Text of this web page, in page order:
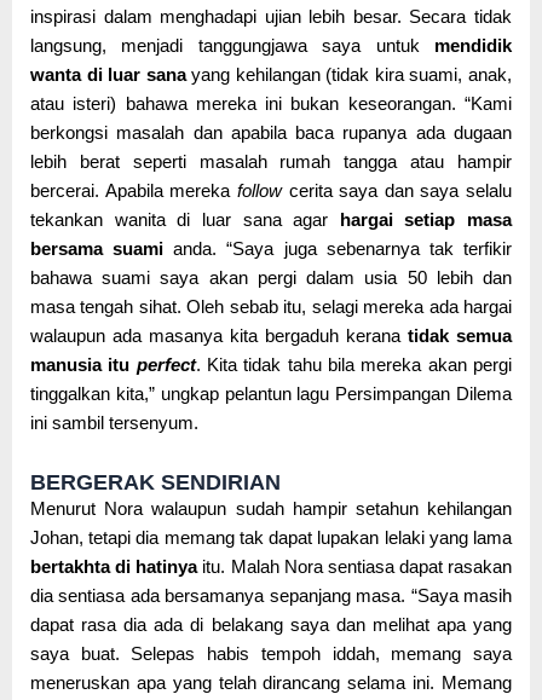
inspirasi dalam menghadapi ujian lebih besar. Secara tidak
langsung, menjadi tanggungjawa saya untuk mendidik
wanta di luar sanayang kehilangan (tidak kira suami, anak,
atau isteri) bahawa mereka ini bukan keseorangan. “Kami
berkongsi masalah dan apabila baca rupanya ada dugaan
lebih berat seperti masalah rumah tangga atau hampir
bercerai. Apabila mereka follow cerita saya dan saya selalu
tekankan wanita di luar sana agar
hargai setiap masa
bersama suami anda. “Saya juga sebenarnya tak terfikir
bahawa suami saya akan pergi dalam usia 50 lebih dan
masa tengah sihat. Oleh sebab itu, selagi mereka ada hargai
walaupun ada masanya kita bergaduh kerana tidak semua
manusia itu perfect. Kita tidak tahu bila mereka akan pergi
tinggalkan kita,” ungkap pelantun lagu Persimpangan Dilema
ini sambil tersenyum.
BERGERAK SENDIRIAN
Menurut Nora walaupun sudah hampir setahun kehilangan
Johan, tetapi dia memang tak dapat lupakan lelaki yang lama
bertakhta di hatinyaitu. Malah Nora sentiasa dapat rasakan
dia sentiasa ada bersamanya sepanjang masa. “Saya masih
dapat rasa dia ada di belakang saya dan melihat apa yang
saya buat. Selepas habis tempoh iddah, memang saya
meneruskan apa yang telah dirancang selama ini. Memang